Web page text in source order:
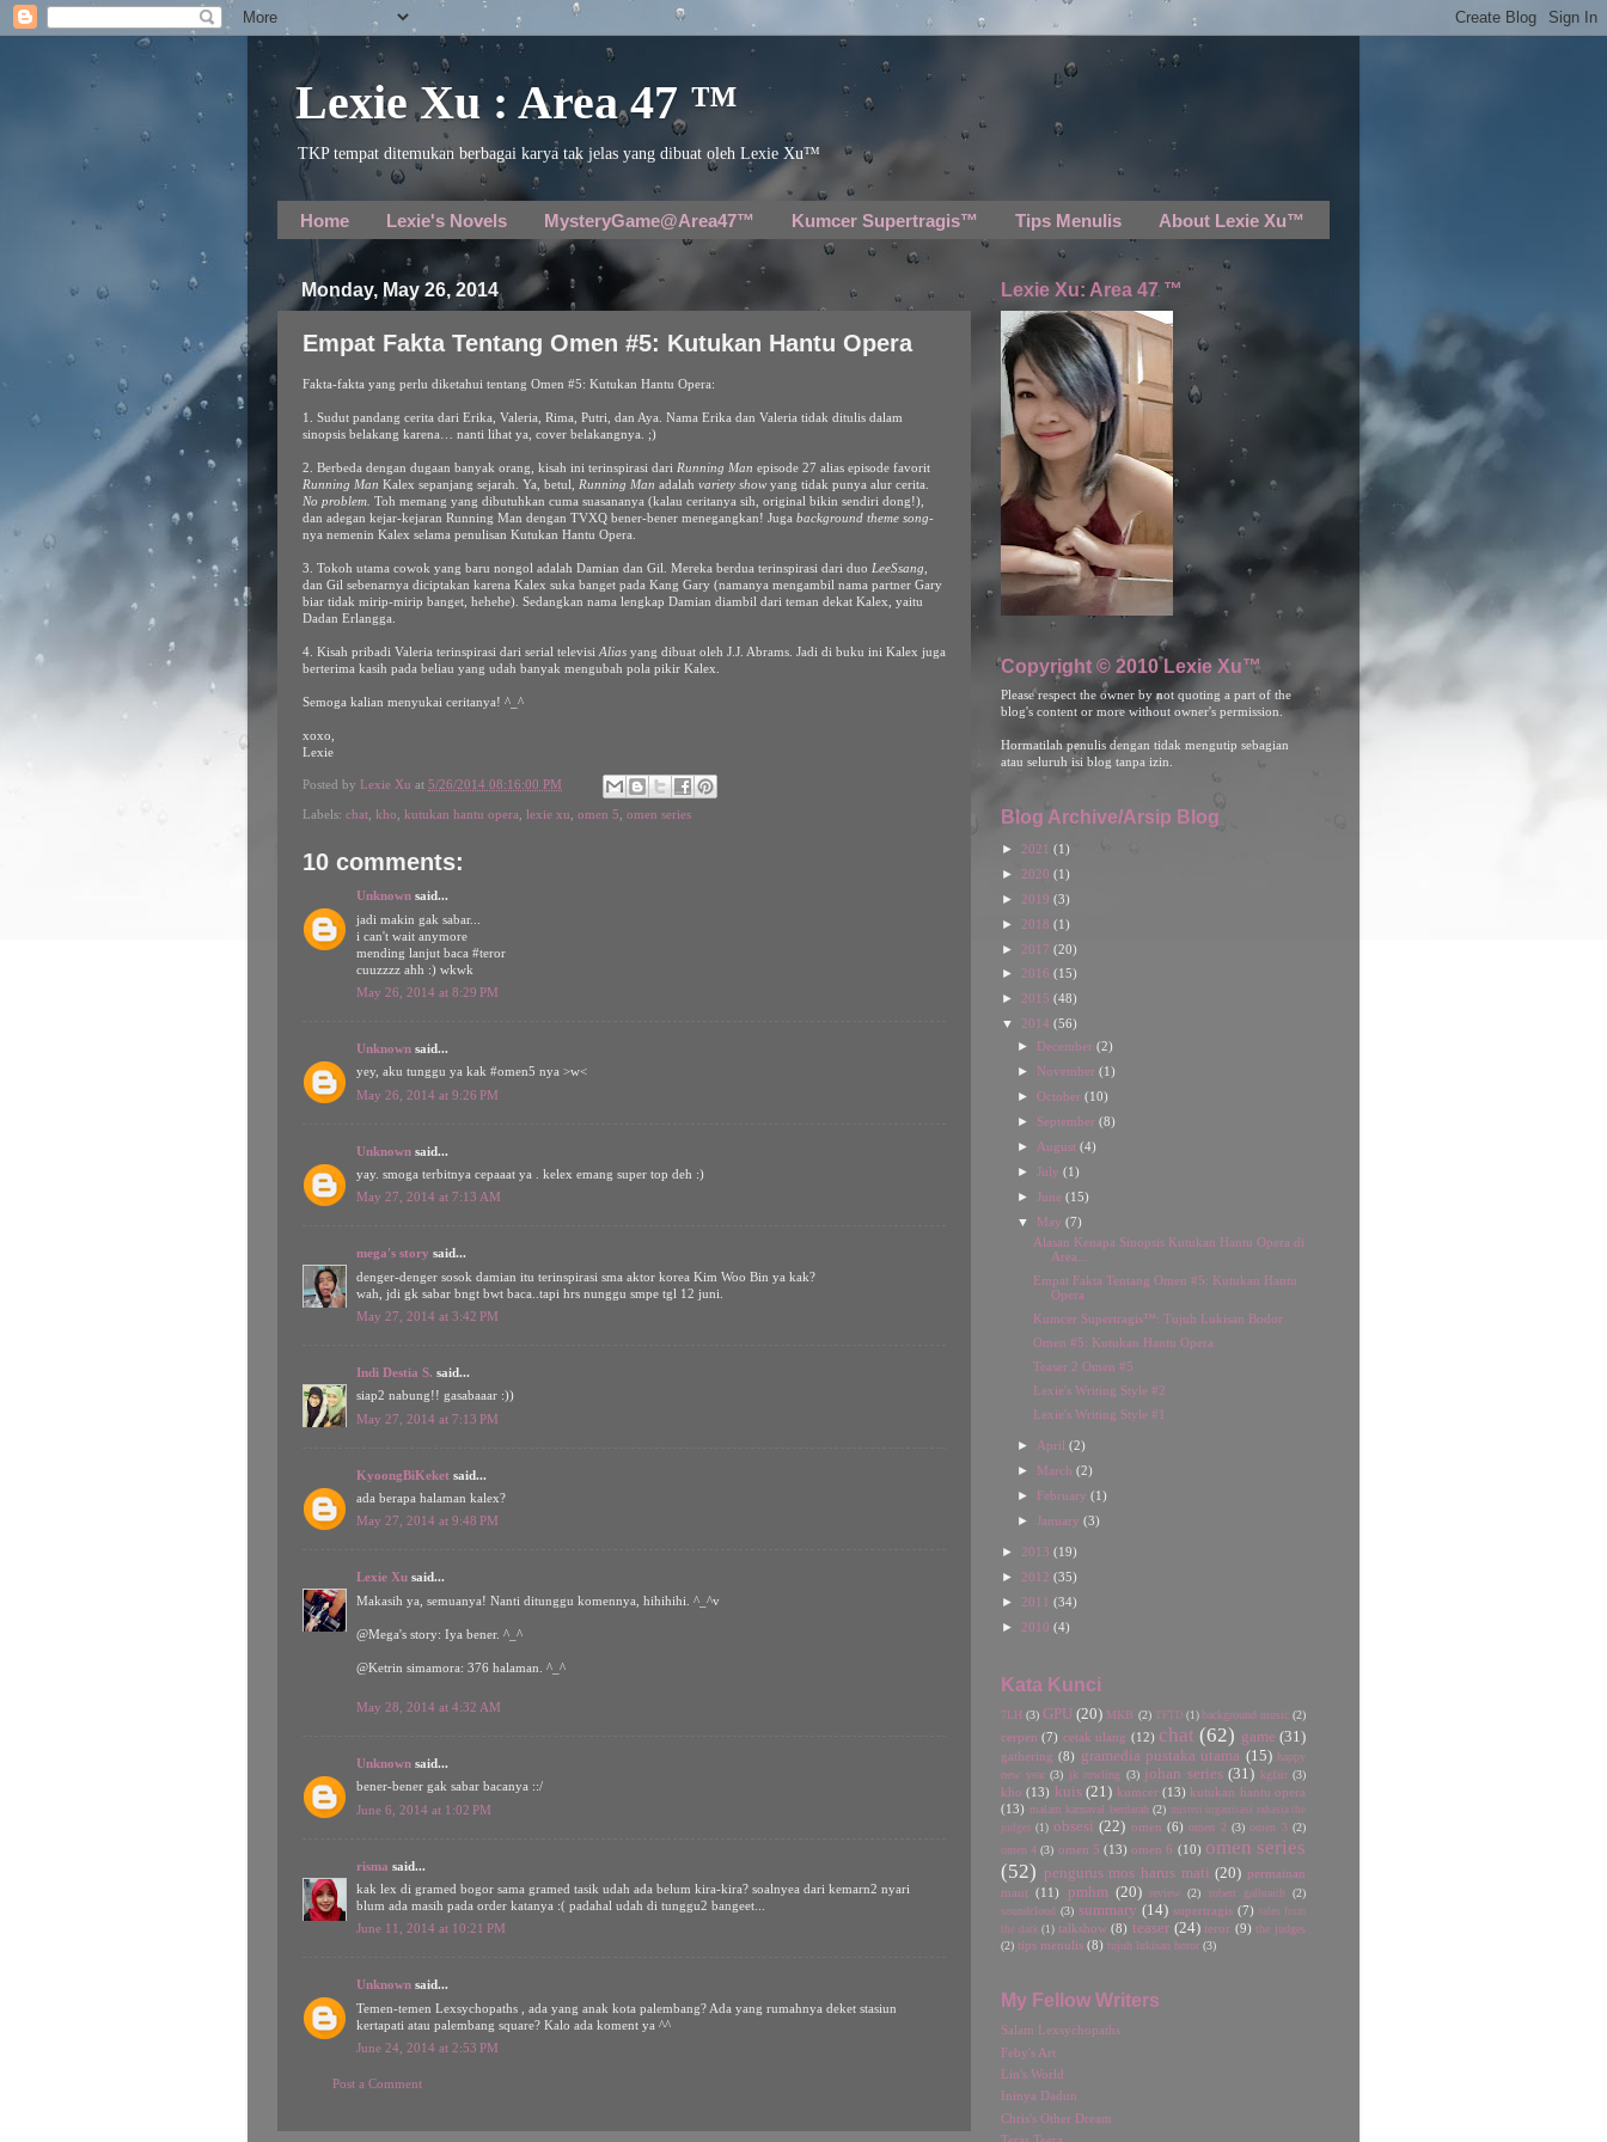
Lexie Xu : Area 47 ™
TKP tempat ditemukan berbagai karya tak jelas yang dibuat oleh Lexie Xu™
Home Lexie's Novels MysteryGame@Area47™ Kumcer Supertragis™ Tips Menulis About Lexie Xu™
Monday, May 26, 2014
Empat Fakta Tentang Omen #5: Kutukan Hantu Opera
Fakta-fakta yang perlu diketahui tentang Omen #5: Kutukan Hantu Opera:
1. Sudut pandang cerita dari Erika, Valeria, Rima, Putri, dan Aya. Nama Erika dan Valeria tidak ditulis dalam
sinopsis belakang karena… nanti lihat ya, cover belakangnya. ;)
2. Berbeda dengan dugaan banyak orang, kisah ini terinspirasi dari Running Man episode 27 alias episode favorit
Running Man Kalex sepanjang sejarah. Ya, betul, Running Man adalah variety show yang tidak punya alur cerita.
No problem. Toh memang yang dibutuhkan cuma suasananya (kalau ceritanya sih, original bikin sendiri dong!),
dan adegan kejar-kejaran Running Man dengan TVXQ bener-bener menegangkan! Juga background theme song-
nya nemenin Kalex selama penulisan Kutukan Hantu Opera.
3. Tokoh utama cowok yang baru nongol adalah Damian dan Gil. Mereka berdua terinspirasi dari duo LeeSsang
dan Gil sebenarnya diciptakan karena Kalex suka banget pada Kang Gary (namanya mengambil nama partner Gary
biar tidak mirip-mirip banget, hehehe). Sedangkan nama lengkap Damian diambil dari teman dekat Kalex, yaitu
Dadan Erlangga.
4. Kisah pribadi Valeria terinspirasi dari serial televisi Alias yang dibuat oleh J.J. Abrams. Jadi di buku ini Kalex juga
berterima kasih pada beliau yang udah banyak mengubah pola pikir Kalex.
Semoga kalian menyukai ceritanya! ^_^
xoxo,
Lexie
Posted by Lexie Xu at 5/26/2014 08:16:00 PM
Labels: chat kho kutukan hantu opera lexie xu omen 5 omen series
10 comments:
Unknown said...
jadi makin gak sabar...
i can't wait anymore
mending lanjut baca #teror
cuuzzzz ahh :) wkwk
May 26, 2014 at 8:29 PM
Unknown said...
yey, aku tunggu ya kak #omen5 nya >w<
May 26, 2014 at 9:26 PM
Unknown said...
yay. smoga terbitnya cepaaat ya . kelex emang super top deh :)
May 27, 2014 at 7:13 AM
mega's story said...
denger-denger sosok damian itu terinspirasi sma aktor korea Kim Woo Bin ya kak?
wah, jdi gk sabar bngt bwt baca..tapi hrs nunggu smpe tgl 12 juni.
May 27, 2014 at 3:42 PM
Indi Destia S. said...
siap2 nabung!! gasabaaar :))
May 27, 2014 at 7:13 PM
KyoongBiKeket said...
ada berapa halaman kalex?
May 27, 2014 at 9:48 PM
Lexie Xu said...
Makasih ya, semuanya! Nanti ditunggu komennya, hihihihi. ^_^v
@Mega's story: Iya bener. ^_^
@Ketrin simamora: 376 halaman. ^_^
May 28, 2014 at 4:32 AM
Unknown said...
bener-bener gak sabar bacanya ::/
June 6, 2014 at 1:02 PM
risma said...
kak lex di gramed bogor sama gramed tasik udah ada belum kira-kira? soalnyea dari kemarn2 nyari
blum ada masih pada order katanya :( padahal udah di tunggu2 bangeet...
June 11, 2014 at 10:21 PM
Unknown said...
Temen-temen Lexsychopaths , ada yang anak kota palembang? Ada yang rumahnya deket stasiun
kertapati atau palembang square? Kalo ada koment ya ^^
June 24, 2014 at 2:53 PM
Post a Comment
Lexie Xu: Area 47 ™
Copyright © 2010 Lexie Xu™
Please respect the owner by not quoting a part of the
blog's content or more without owner's permission.
Hormatilah penulis dengan tidak mengutip sebagian
atau seluruh isi blog tanpa izin.
Blog Archive/Arsip Blog
► 2021 (1)
► 2020 (1)
► 2019 (3)
► 2018 (1)
► 2017 (20)
► 2016 (15)
► 2015 (48)
▼ 2014 (56)
► December (2)
► November (1)
► October (10)
► September (8)
► August (4)
► July (1)
► June (15)
▼ May (7)
Alasan Kenapa Sinopsis Kutukan Hantu Opera di
Area...
Empat Fakta Tentang Omen #5: Kutukan Hantu
Opera
Kumcer Supertragis™: Tujuh Lukisan Bodor
Omen #5: Kutukan Hantu Opera
Teaser 2 Omen #5
Lexie's Writing Style #2
Lexie's Writing Style #1
► April (2)
► March (2)
► February (1)
► January (3)
► 2013 (19)
► 2012 (35)
► 2011 (34)
► 2010 (4)
Kata Kunci
7LH (3) GPU (20) MKB (2) TFTD (1) background music (2)
cerpen (7) cetak ulang (12) chat (62) game (31)
gathering (8) gramedia pustaka utama (15) happy
new year (3) jk rowling (3) johan series (31) kgfair (3)
kho (13) kuis (21) kumcer (13) kutukan hantu opera
(13) malam karnaval berdarah (2) misteri organisasi rahasia the
judges (1) obsesi (22) omen (6) omen 2 (3) omen 3 (2)
omen 4 (3) omen 5 (13) omen 6 (10) omen series
(52) pengurus mos harus mati (20) permainan
maut (11) pmhm (20) review (2) robert galbraith
(2)
soundcloud (3) summary (14) supertragis (7) tales from
the dark (1) talkshow (8) teaser (24) teror (9) the judges
(2) tips menulis (8) tujuh lukisan horor (3)
My Fellow Writers
Salam Lexsychopaths
Feby's Art
Lin's World
Ininya Dadun
Chris's Other Dream